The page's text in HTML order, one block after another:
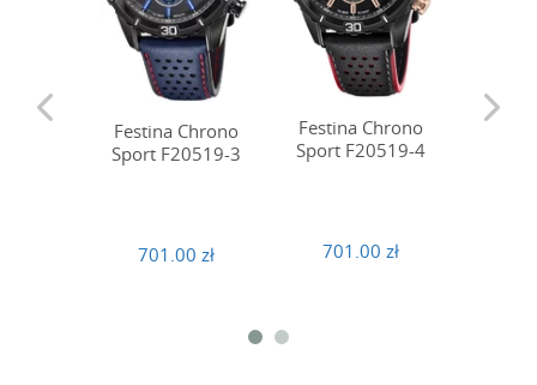
Festina Chrono
Sport F20519-3
701.00 zł
Festina Chrono
Sport F20519-4
701.00 zł